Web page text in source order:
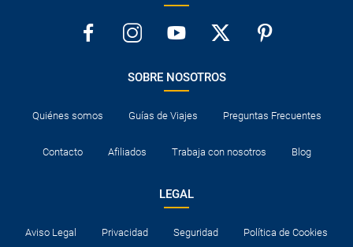
SOBRE NOSOTROS
Quiénes somos Guías de Viajes Preguntas Frecuentes
Contacto Afiliados Trabaja con nosotros Blog
LEGAL
Aviso Legal Privacidad Seguridad Política de Cookies